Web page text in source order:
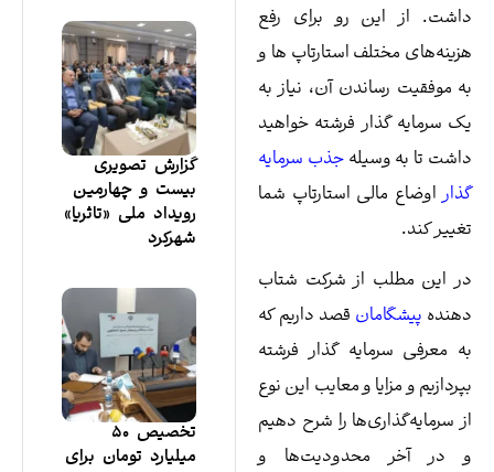
از این رو برای رفع
مختلف استارتاپ ها و
موفقیت رساندن آن، نیاز به
سرمایه گذار فرشته خواهید
تا به وسیلهجذب سرمایه
اوضاع مالی استارتاپ شما
کند.
این مطلب از شرکت شتاب
پیشگامانقصد داریم که
معرفی سرمایه گذار فرشته
و مزایا و معایب این نوع
سرمايه‌گذاری‌ها را شرح دهیم
در آخر محدودیت‌ها و
گزارش تصویری
بیست و چهارمین
رویداد ملی «تاثریا»
شهرکرد
تخصیص ۵۰
میلیارد تومان برای